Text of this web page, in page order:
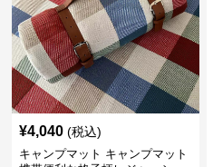
¥4,040 (税込)
キャンプマット キャンプマット